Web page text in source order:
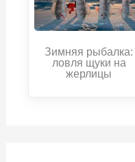
Зимняя рыбалка:
ловля щуки на
жерлицы